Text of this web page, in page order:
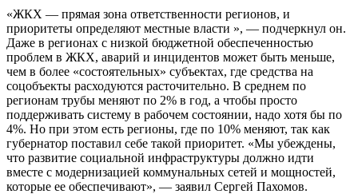
«ЖКХ — прямая зона ответственности регионов, и
приоритеты определяют местные власти », — подчеркнул он.
Даже в регионах с низкой бюджетной обеспеченностью
проблем в ЖКХ, аварий и инцидентов может быть меньше,
чем в более «состоятельных» субъектах, где средства на
соцобъекты расходуются расточительно. В среднем по
регионам трубы меняют по 2% в год, а чтобы просто
поддерживать систему в рабочем состоянии, надо хотя бы по
4%. Но при этом есть регионы, где по 10% меняют, так как
губернатор поставил себе такой приоритет. «Мы убеждены,
что развитие социальной инфраструктуры должно идти
вместе с модернизацией коммунальных сетей и мощностей,
которые ее обеспечивают», — заявил Сергей Пахомов.